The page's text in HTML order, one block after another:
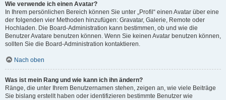
Wie verwende ich einen Avatar?
In Ihrem persönlichen Bereich können Sie unter „Profil“ einen Avatar über eine
der folgenden vier Methoden hinzufügen: Gravatar, Galerie, Remote oder
Hochladen. Die Board-Administration kann bestimmen, ob und wie die
Benutzer Avatare benutzen können. Wenn Sie keinen Avatar benutzen können,
sollten Sie die Board-Administration kontaktieren.
Nach oben
Was ist mein Rang und wie kann ich ihn ändern?
Ränge, die unter Ihrem Benutzernamen stehen, zeigen an, wie viele Beiträge
Sie bislang erstellt haben oder identifizieren bestimmte Benutzer wie